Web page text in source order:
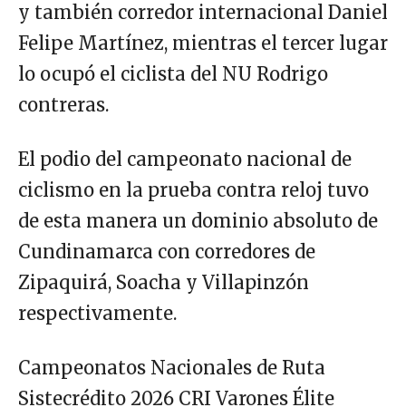
y también corredor internacional Daniel
Felipe Martínez, mientras el tercer lugar
lo ocupó el ciclista del NU Rodrigo
contreras.
El podio del campeonato nacional de
ciclismo en la prueba contra reloj tuvo
de esta manera un dominio absoluto de
Cundinamarca con corredores de
Zipaquirá, Soacha y Villapinzón
respectivamente.
Campeonatos Nacionales de Ruta
Sistecrédito 2026 CRI Varones Élite